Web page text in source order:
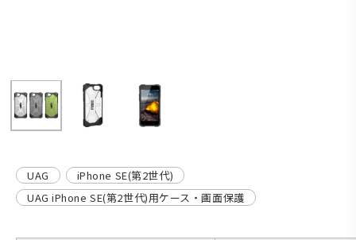
UAG
iPhone SE(第2世代)
UAG iPhone SE(第2世代)用ケース・画面保護